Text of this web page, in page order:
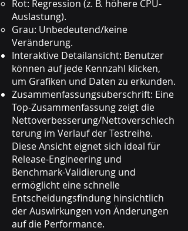
Rot: Regression (z. B. höhere CPU-
Auslastung).
Grau: Unbedeutend/keine
Veränderung.
Interaktive Detailansicht: Benutzer
können auf jede Kennzahl klicken,
um Grafiken und Daten zu erkunden.
Zusammenfassungsüberschrift: Eine
Top-Zusammenfassung zeigt die
Nettoverbesserung/Nettoverschlech
terung im Verlauf der Testreihe.
Diese Ansicht eignet sich ideal für
Release-Engineering und
Benchmark-Validierung und
ermöglicht eine schnelle
Entscheidungsfindung hinsichtlich
der Auswirkungen von Änderungen
auf die Performance.